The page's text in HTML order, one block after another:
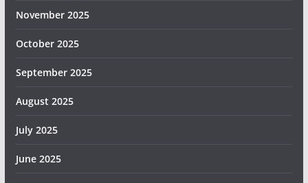
November 2025
October 2025
September 2025
August 2025
July 2025
June 2025